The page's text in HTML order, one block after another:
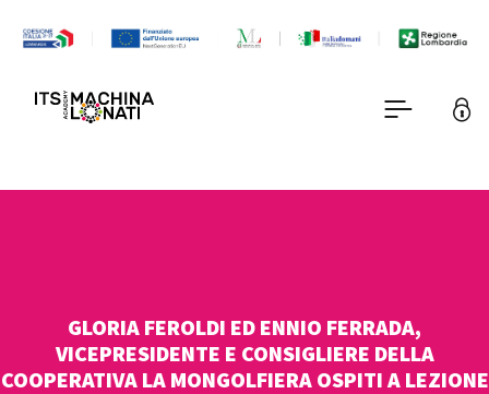
GLORIA FEROLDI ED ENNIO FERRADA,
VICEPRESIDENTE E CONSIGLIERE DELLA
COOPERATIVA LA MONGOLFIERA OSPITI A LEZIONE